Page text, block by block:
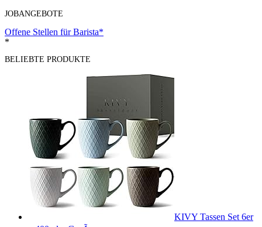
JOBANGEBOTE
Offene Stellen für Barista*
*
BELIEBTE PRODUKTE
KIVY Tassen Set 6er